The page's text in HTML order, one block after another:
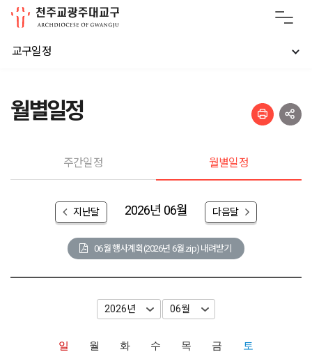
교구일정
월별일정
주간일정 월별일정
지난달 2026년 06월 다음달
06월 행사계획(2026년 6월.zip) 내려받기
일 월 화 수 목 금 토